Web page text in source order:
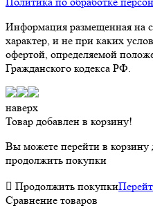
Информация размещенная на
характер, и не при каких
офертой, определяемой
Гражданского кодекса РФ.
наверх
Товар добавлен в корзину!
Вы можете перейти в корзину
продолжить покупки
 Продолжить покупки
Сравнение товаров